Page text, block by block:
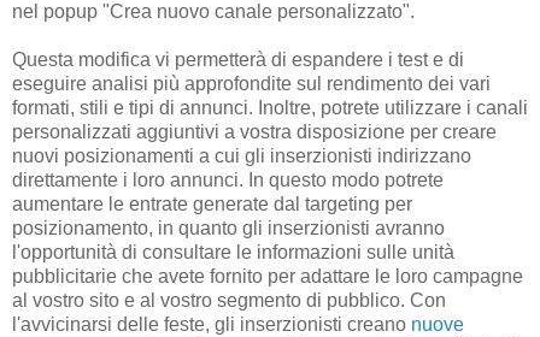
nel popup "Crea nuovo canale personalizzato".
Questa modifica vi permetterà di espandere i test e di
eseguire analisi più approfondite sul rendimento dei vari
formati, stili e tipi di annunci. Inoltre, potrete utilizzare i canali
personalizzati aggiuntivi a vostra disposizione per creare
nuovi posizionamenti a cui gli inserzionisti indirizzano
direttamente i loro annunci. In questo modo potrete
aumentare le entrate generate dal targeting per
posizionamento, in quanto gli inserzionisti avranno
l'opportunità di consultare le informazioni sulle unità
pubblicitarie che avete fornito per adattare le loro campagne
al vostro sito e al vostro segmento di pubblico. Con
l'avvicinarsi delle feste, gli inserzionisti creano nuove